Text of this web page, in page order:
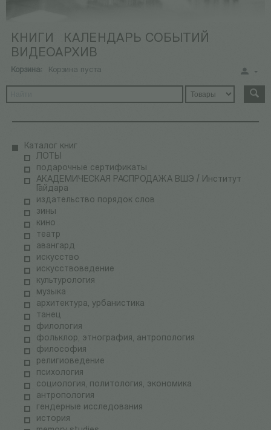
КНИГИ
КАЛЕНДАРЬ СОБЫТИЙ
ВИДЕОАРХИВ
Корзина: Корзина пуста
Каталог книг
ЛОТЫ
подарочные сертификаты
АКАДЕМИЧЕСКАЯ РАСПРОДАЖА ВШЭ / Институт
Гайдара
издательство порядок слов
зины
кино
театр
авангард
искусство
искусствоведение
культурология
музыка
архитектура, урбанистика
танец
филология
фольклор, этнография, антропология
философия
религиоведение
психология
социология, политология, экономика
антропология
гендерные исследования
история